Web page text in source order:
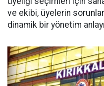
ve ekibi, üyelerin
dinamik bir yönetim